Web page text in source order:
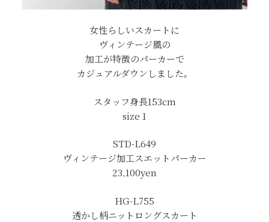
女性らしいスカートに
ヴィンテージ風の
加工が特徴のパーカーで
カジュアルダウンしました。
スタッフ身長153cm
size 1
STD-L649
ヴィンテージ加工スエットパーカー
23,100yen
HG-L755
透かし柄ニットロングスカート